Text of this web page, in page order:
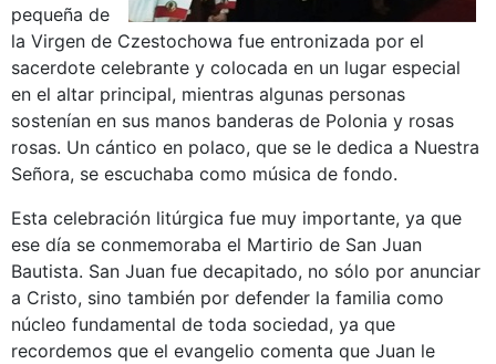
pequeña de
la Virgen de Czestochowa fue entronizada por el
sacerdote celebrante y colocada en un lugar especial
en el altar principal, mientras algunas personas
sostenían en sus manos banderas de Polonia y rosas
rosas. Un cántico en polaco, que se le dedica a Nuestra
Señora, se escuchaba como música de fondo.
Esta celebración litúrgica fue muy importante, ya que
ese día se conmemoraba el Martirio de San Juan
Bautista. San Juan fue decapitado, no sólo por anunciar
a Cristo, sino también por defender la familia como
núcleo fundamental de toda sociedad, ya que
recordemos que el evangelio comenta que Juan le